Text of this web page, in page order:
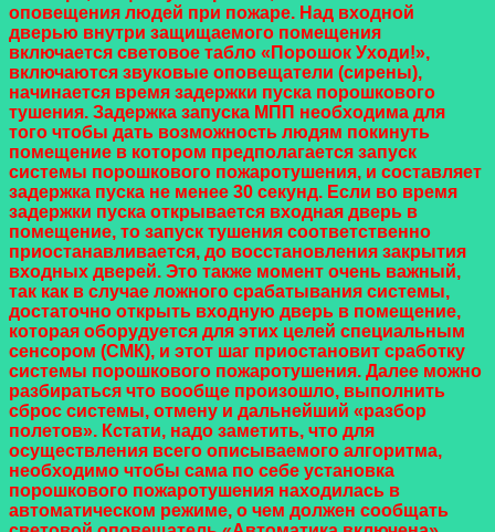
оповещения людей при пожаре. Над входной
дверью внутри защищаемого помещения
включается световое табло «Порошок Уходи!»,
включаются звуковые оповещатели (сирены),
начинается время задержки пуска порошкового
тушения. Задержка запуска МПП необходима для
того чтобы дать возможность людям покинуть
помещение в котором предполагается запуск
системы порошкового пожаротушения, и составляет
задержка пуска не менее 30 секунд. Если во время
задержки пуска открывается входная дверь в
помещение, то запуск тушения соответственно
приостанавливается, до восстановления закрытия
входных дверей. Это также момент очень важный,
так как в случае ложного срабатывания системы,
достаточно открыть входную дверь в помещение,
которая оборудуется для этих целей специальным
сенсором (СМК), и этот шаг приостановит сработку
системы порошкового пожаротушения. Далее можно
разбираться что вообще произошло, выполнить
сброс системы, отмену и дальнейший «разбор
полетов». Кстати, надо заметить, что для
осуществления всего описываемого алгоритма,
необходимо чтобы сама по себе установка
порошкового пожаротушения находилась в
автоматическом режиме, о чем должен сообщать